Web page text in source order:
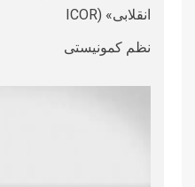
انقلابی» (ICOR
نظم کمونیستی